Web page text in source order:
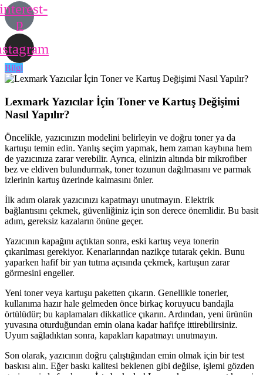
p
Bilgi
Lexmark Yazıcılar İçin Toner ve Kartuş Değişimi
Nasıl Yapılır?
Öncelikle, yazıcınızın modelini belirleyin ve doğru toner ya da
kartuşu temin edin. Yanlış seçim yapmak, hem zaman kaybına hem
de yazıcınıza zarar verebilir. Ayrıca, elinizin altında bir mikrofiber
bez ve eldiven bulundurmak, toner tozunun dağılmasını ve parmak
izlerinin kartuş üzerinde kalmasını önler.
İlk adım olarak yazıcınızı kapatmayı unutmayın. Elektrik
bağlantısını çekmek, güvenliğiniz için son derece önemlidir. Bu basit
adım, gereksiz kazaların önüne geçer.
Yazıcının kapağını açtıktan sonra, eski kartuş veya tonerin
çıkarılması gerekiyor. Kenarlarından nazikçe tutarak çekin. Bunu
yaparken hafif bir yan tutma açısında çekmek, kartuşun zarar
görmesini engeller.
Yeni toner veya kartuşu paketten çıkarın. Genellikle tonerler,
kullanıma hazır hale gelmeden önce birkaç koruyucu bandajla
örtülüdür; bu kaplamaları dikkatlice çıkarın. Ardından, yeni ürünün
yuvasına oturduğundan emin olana kadar hafifçe ittirebilirsiniz.
Uyum sağladıktan sonra, kapakları kapatmayı unutmayın.
Son olarak, yazıcının doğru çalıştığından emin olmak için bir test
baskısı alın. Eğer baskı kalitesi beklenen gibi değilse, işlemi gözden